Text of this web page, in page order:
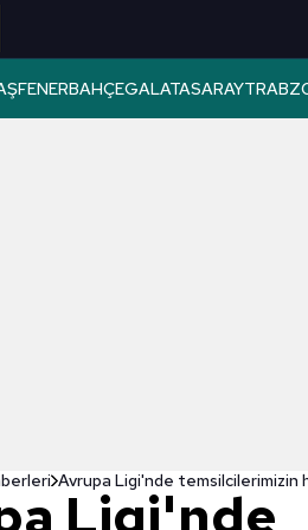
FENERBAHÇEGALATASARAY
Avrupa Ligi'nde temsilcilerimizin
Ligi'nde